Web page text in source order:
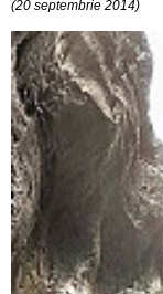
(20 septembrie 2014)